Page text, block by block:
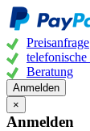
Preisanfrage
Beratung
Anmelden
×
Anmelden